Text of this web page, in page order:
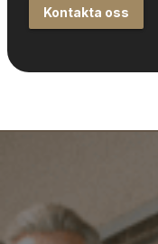
Kontakta oss